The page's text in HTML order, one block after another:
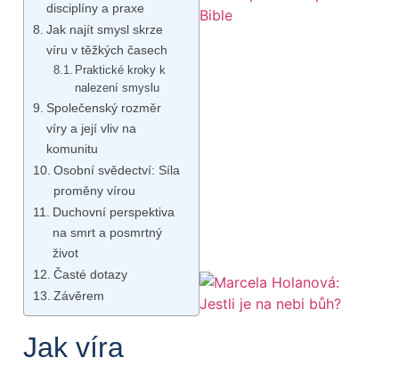
disciplíny a praxe
Jak najít smysl skrze
víru v těžkých časech
Praktické kroky k
nalezení smyslu
Společenský rozměr
víry a její vliv na
komunitu
Osobní svědectví: Síla
proměny vírou
Duchovní perspektiva
na smrt a posmrtný
život
Časté dotazy
Závěrem
Jak víra